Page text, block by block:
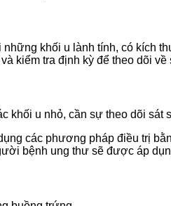
khối u lành tính, có kích
kiểm tra định kỳ để theo dõi về
u nhỏ, cần sự theo dõi sát
các phương pháp điều trị
bệnh ung thư sẽ được áp